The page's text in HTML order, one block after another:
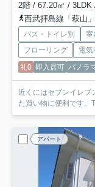
2階 / 67.20㎡ / 3LDK
西武拝島線「萩山
バス・トイレ別 室
フローリング
電気
礼0 即入居可 パノラ
近くにはセブンイレブ
た買い物に便利です。
アパート